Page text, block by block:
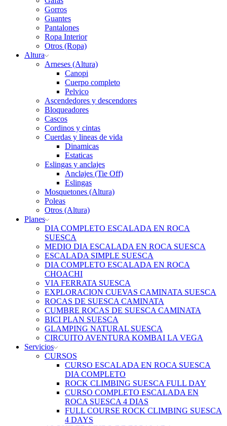
Gorros
Guantes
Pantalones
Ropa Interior
Otros (Ropa)
Altura
Arneses (Altura)
Canopi
Cuerpo completo
Pelvico
Ascendedores y descendores
Bloqueadores
Cascos
Cordinos y cintas
Cuerdas y lineas de vida
Dinamicas
Estaticas
Eslingas y anclajes
Anclajes (Tie Off)
Eslingas
Mosquetones (Altura)
Poleas
Otros (Altura)
Planes
DIA COMPLETO ESCALADA EN ROCA
SUESCA
MEDIO DIA ESCALADA EN ROCA SUESCA
ESCALADA SIMPLE SUESCA
DIA COMPLETO ESCALADA EN ROCA
CHOACHI
VIA FERRATA SUESCA
EXPLORACION CUEVAS CAMINATA SUESCA
ROCAS DE SUESCA CAMINATA
CUMBRE ROCAS DE SUESCA CAMINATA
BICI PLAN SUESCA
GLAMPING NATURAL SUESCA
CIRCUITO AVENTURA KOMBAI LA VEGA
Servicios
CURSOS
CURSO ESCALADA EN ROCA SUESCA
DIA COMPLETO
ROCK CLIMBING SUESCA FULL DAY
CURSO COMPLETO ESCALADA EN
ROCA SUESCA 4 DIAS
FULL COURSE ROCK CLIMBING SUESCA
4 DAYS